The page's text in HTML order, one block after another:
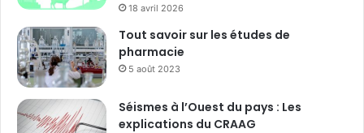
18 avril 2026
Tout savoir sur les études de
pharmacie
5 août 2023
Séismes à l’Ouest du pays : Les
explications du CRAAG